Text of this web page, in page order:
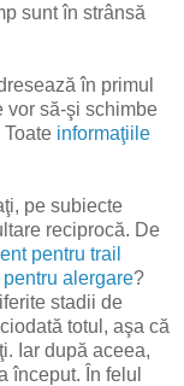
sunt în strânsă
în primul
vor să-şi schimbe
informaţiile
pe subiecte
reciprocă. De
pentru trail
alergare?
stadii de
totul, aşa că
Iar după aceea,
început. În felul